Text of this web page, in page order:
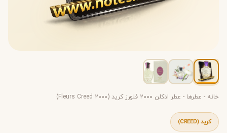
خانه - عطرها - عطر ادکلن ۲۰۰۰ فلورز کرید (۲۰۰۰ Fleurs Creed)
کرید (CREED)